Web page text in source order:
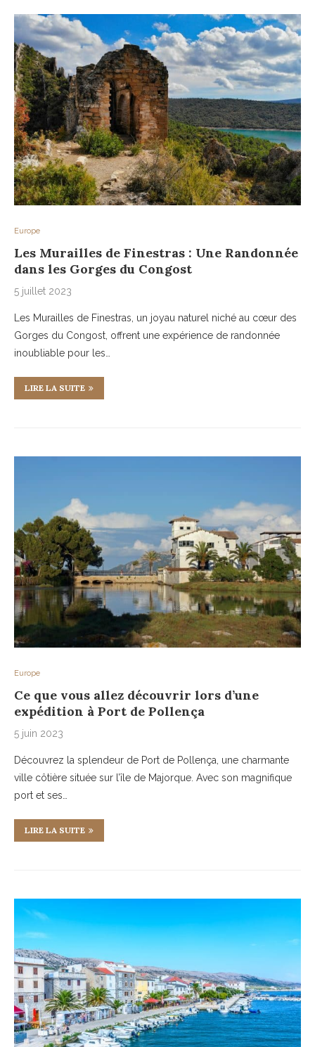
Europe
Les Murailles de Finestras : Une Randonnée
dans les Gorges du Congost
5 juillet 2023
Les Murailles de Finestras, un joyau naturel niché au cœur des
Gorges du Congost, offrent une expérience de randonnée
inoubliable pour les…
LIRE LA SUITE
Europe
Ce que vous allez découvrir lors d’une
expédition à Port de Pollença
5 juin 2023
Découvrez la splendeur de Port de Pollença, une charmante
ville côtière située sur l’île de Majorque. Avec son magnifique
port et ses…
LIRE LA SUITE